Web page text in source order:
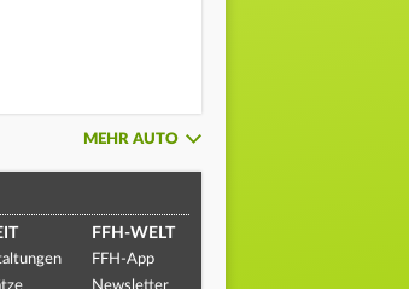
MEHR AUTO
FFH-WELT
FFH-App
Newsletter